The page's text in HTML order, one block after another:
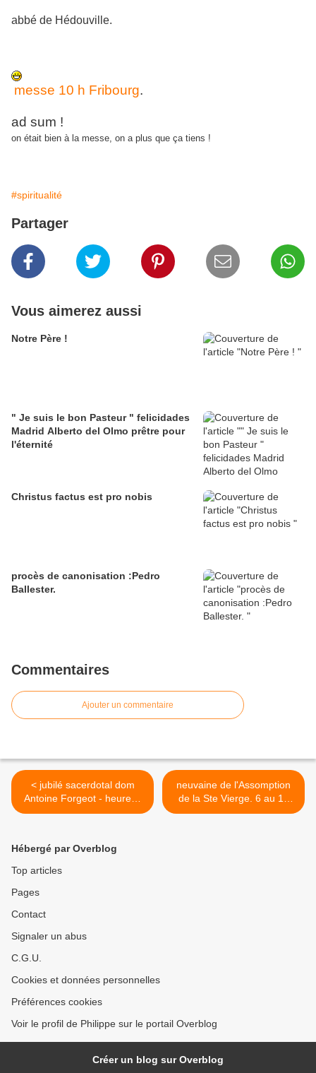
abbé de Hédouville.
messe 10 h Fribourg.
ad sum !
on était bien à la messe, on a plus que ça tiens !
#spiritualité
Partager
Vous aimerez aussi
Notre Père !
" Je suis le bon Pasteur " felicidades
Madrid Alberto del Olmo prêtre pour
l'éternité
Christus factus est pro nobis
procès de canonisation :Pedro
Ballester.
Commentaires
Ajouter un commentaire
< jubilé sacerdotal dom
Antoine Forgeot - heureux
et saint anniversaire !
neuvaine de l'Assomption
de la Ste Vierge. 6 au 15
Août >
Hébergé par Overblog
Top articles
Pages
Contact
Signaler un abus
C.G.U.
Cookies et données personnelles
Préférences cookies
Voir le profil de Philippe sur le portail Overblog
Créer un blog sur Overblog